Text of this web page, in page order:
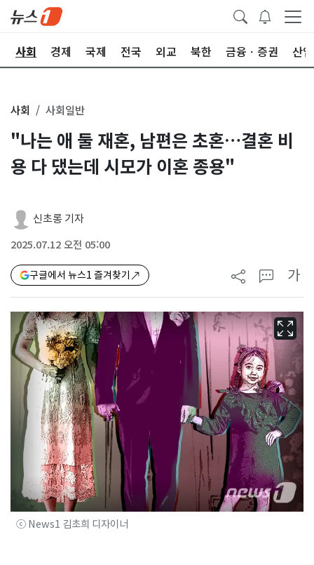
사회 경제 국제 전국 외교 북한 금융ㆍ증권 산업
사회 사회일반
"나는 애 둘 재혼, 남편은 초혼…결혼 비
용 다 댔는데 시모가 이혼 종용"
신초롱 기자
2025.07.12 오전 05:00
구글에서 뉴스1 즐겨찾기 가
ⓒ News1 김초희 디자이너